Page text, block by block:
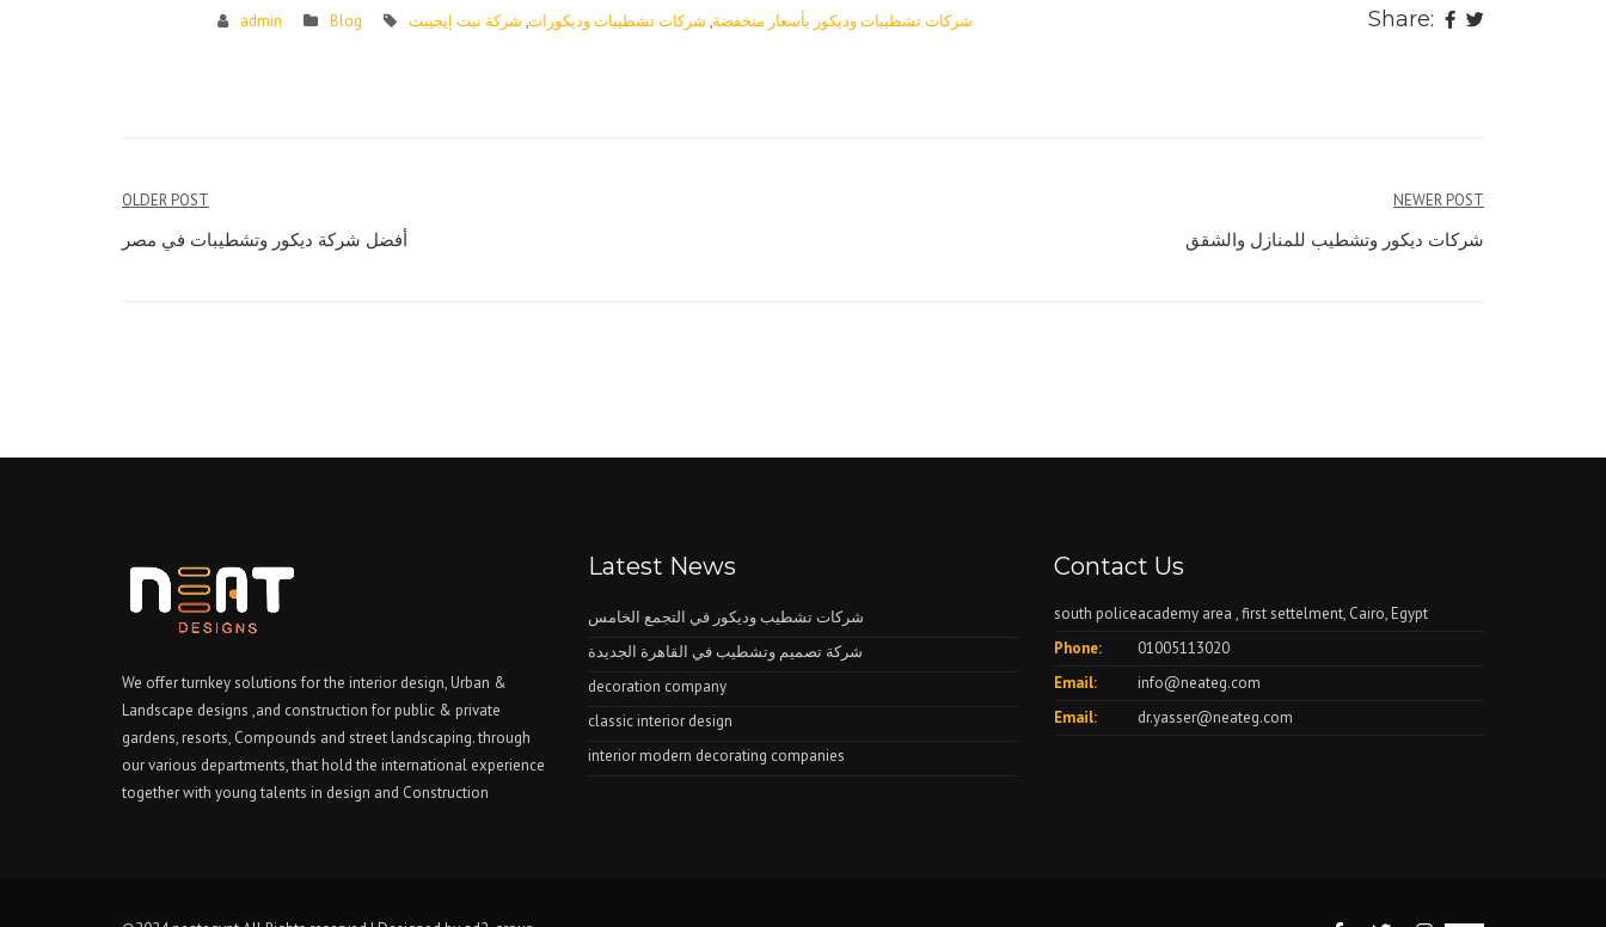
admin Blog شركات تشطيبات وديكور بأسعار منخفضة, شركات تشطيبات وديكورات, شركة نيت إيجيبت Share:
Post
navigation
OLDER POST
أفضل شركة ديكور وتشطيبات في مصر
NEWER POST
شركات ديكور وتشطيب للمنازل والشقق
We offer turnkey solutions for the interior design, Urban &
Landscape designs ,and construction for public & private
gardens, resorts, Compounds and street landscaping. through
our various departments, that hold the international experience
together with young talents in design and Construction
Latest News
شركات تشطيب وديكور في التجمع الخامس
شركة تصميم وتشطيب في القاهرة الجديدة
decoration company
classic interior design
interior modern decorating companies
Contact Us
south policeacademy area , first settelment, Cairo, Egypt
Phone:
01005113020
Email:
info@neateg.com
Email:
dr.yasser@neateg.com